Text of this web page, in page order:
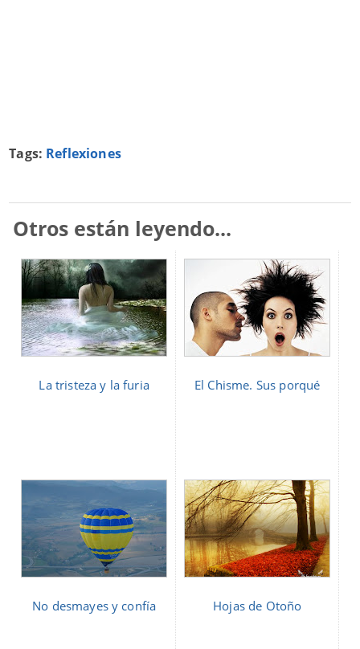
Tags: Reflexiones
Otros están leyendo...
La tristeza y la furia El Chisme. Sus porqué
No desmayes y confía Hojas de Otoño